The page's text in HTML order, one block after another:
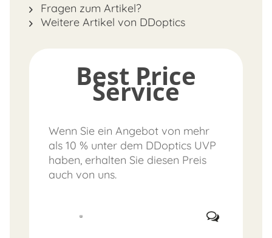
Fragen zum Artikel?
Weitere Artikel von DDoptics
Best Price
Service
Wenn Sie ein Angebot von mehr
als 10 % unter dem DDoptics UVP
haben, erhalten Sie diesen Preis
auch von uns.